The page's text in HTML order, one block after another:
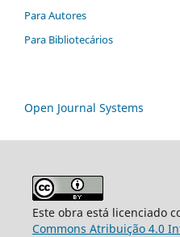
Para Autores
Para Bibliotecários
Open Journal Systems
Este obra está licenciado
Commons Atribuição 4.0